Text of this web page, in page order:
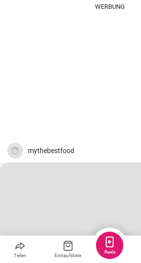
WERBUNG
mythebestfood
Teilen Einkaufsliste
Reels